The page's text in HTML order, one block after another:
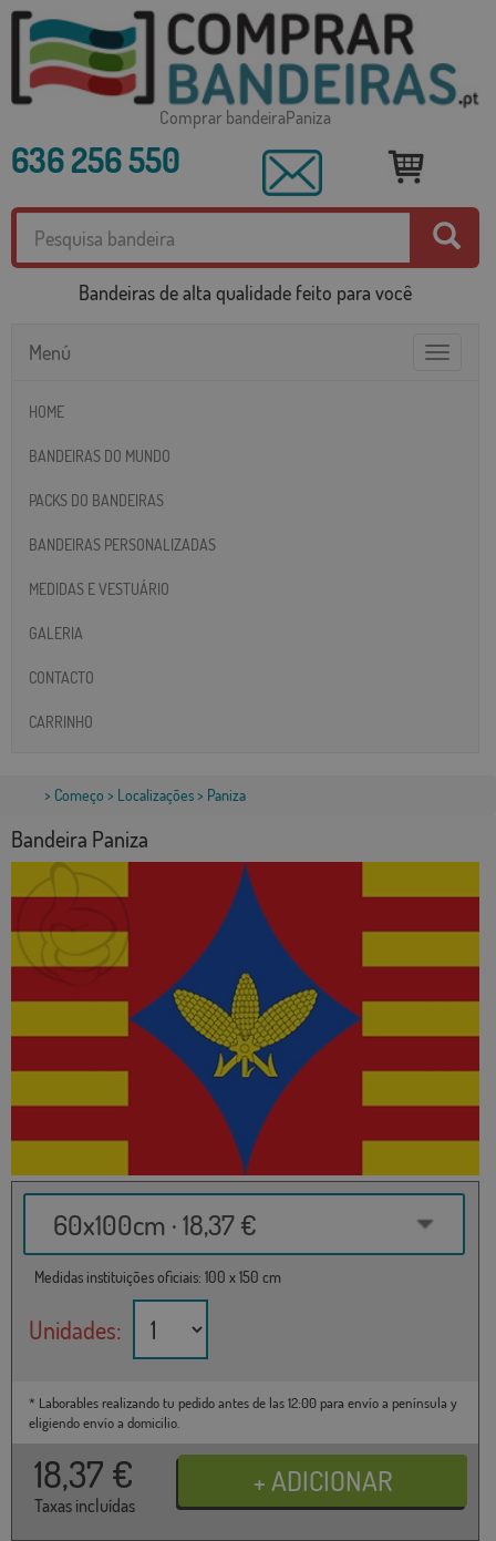
Comprar bandeiraPaniza
636 256 550
Bandeiras de alta qualidade feito para você
Toggle
Menú
HOME
BANDEIRAS DO MUNDO
PACKS DO BANDEIRAS
BANDEIRAS PERSONALIZADAS
MEDIDAS E VESTUÁRIO
GALERIA
CONTACTO
CARRINHO
> Começo > Localizações> Paniza
Bandeira Paniza
60x100cm · 18,37 €
Medidas instituições oficiais: 100 x 150 cm
Unidades:
* Laborables realizando tu pedido antes de las 12:00 para envío a península y
eligiendo envío a domicilio.
18,37 €
Taxas incluídas